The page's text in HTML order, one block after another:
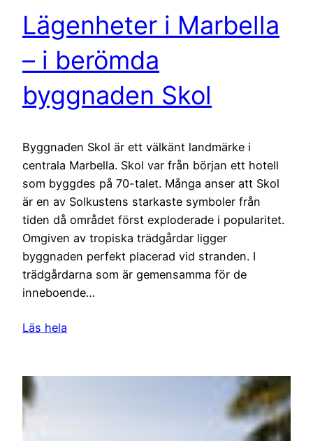
Lägenheter i Marbella
– i berömda
byggnaden Skol
Byggnaden Skol är ett välkänt landmärke i
centrala Marbella. Skol var från början ett hotell
som byggdes på 70-talet. Många anser att Skol
är en av Solkustens starkaste symboler från
tiden då området först exploderade i popularitet.
Omgiven av tropiska trädgårdar ligger
byggnaden perfekt placerad vid stranden. I
trädgårdarna som är gemensamma för de
inneboende…
Läs hela